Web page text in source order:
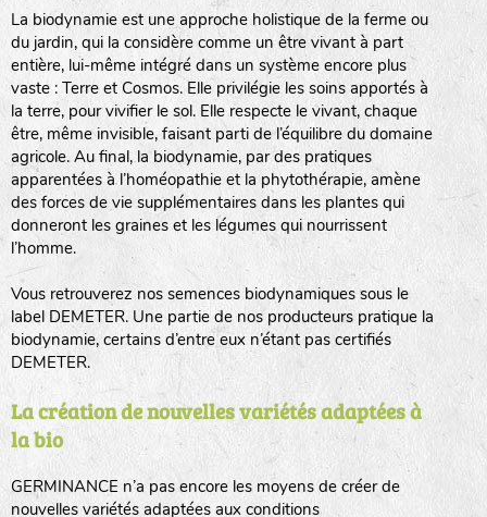
La biodynamie est une approche holistique de la ferme ou
du jardin, qui la considère comme un être vivant à part
entière, lui-même intégré dans un système encore plus
vaste : Terre et Cosmos. Elle privilégie les soins apportés à
la terre, pour vivifier le sol. Elle respecte le vivant, chaque
être, même invisible, faisant parti de l’équilibre du domaine
agricole. Au final, la biodynamie, par des pratiques
apparentées à l’homéopathie et la phytothérapie, amène
des forces de vie supplémentaires dans les plantes qui
donneront les graines et les légumes qui nourrissent
l’homme.
Vous retrouverez nos semences biodynamiques sous le
label DEMETER. Une partie de nos producteurs pratique la
biodynamie, certains d’entre eux n’étant pas certifiés
DEMETER.
La création de nouvelles variétés adaptées à
la bio
GERMINANCE n’a pas encore les moyens de créer de
nouvelles variétés adaptées aux conditions
BINGENHEIMER SAATGUT (BGH)
LA RÉFÉRENCE :F BEL20BPA1A (en haut à gauche)
F : Fleurs.
Les autres catégories étant :
: Engrais vert
L: Légumes
A: Aromatiques
BEL : Code de la variété
(Ici Belle de nuit)
20 : Année de récolte(ici 2020)
BPA : Initiales du producteur ou du fournisseur de la
semence.
biodiversité cultivée